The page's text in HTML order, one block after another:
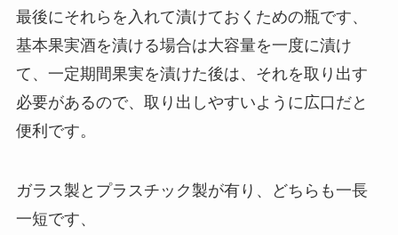
最後にそれらを入れて漬けておくための瓶です、
基本果実酒を漬ける場合は大容量を一度に漬け
て、一定期間果実を漬けた後は、それを取り出す
必要があるので、取り出しやすいように広口だと
便利です。
ガラス製とプラスチック製が有り、どちらも一長
一短です、